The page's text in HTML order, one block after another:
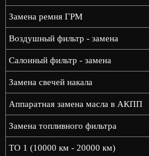
Замена ремня ГРМ
Воздушный фильтр - замена
Салонный фильтр - замена
Замена свечей накала
Аппаратная замена масла в АКПП
Замена топливного фильтра
ТО 1 (10000 км - 20000 км)